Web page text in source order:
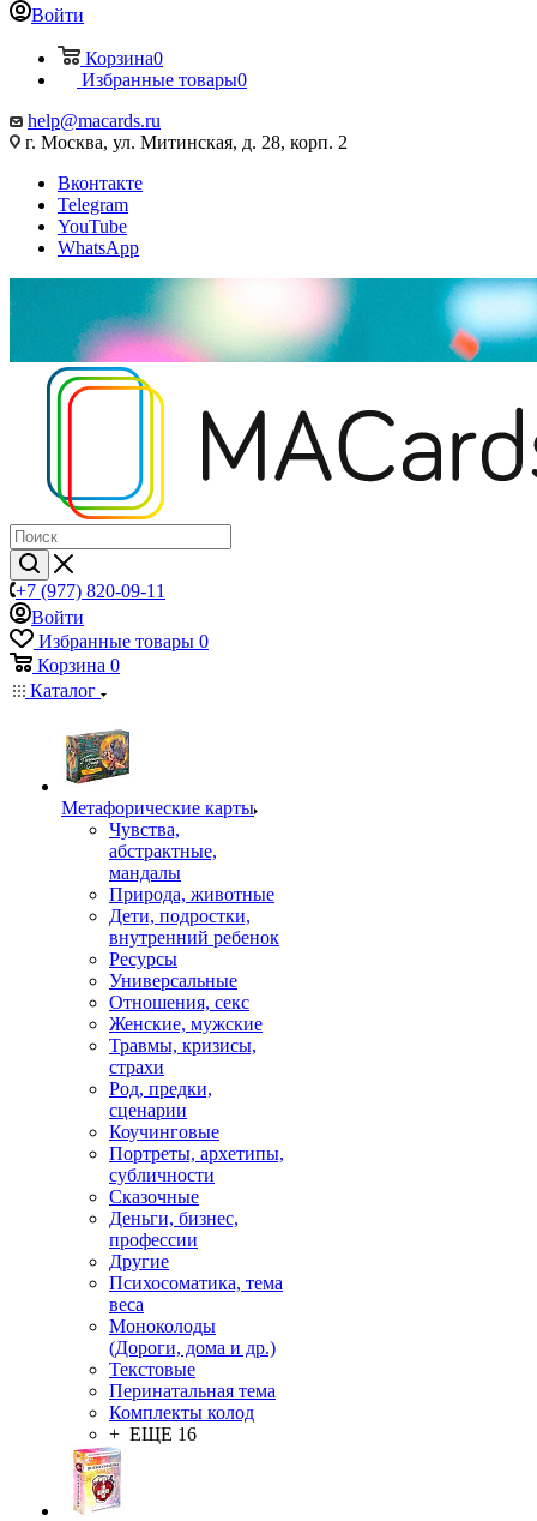
Войти
Корзина0
Избранные товары0
help@macards.ru
г. Москва, ул. Митинская, д. 28, корп. 2
Вконтакте
Telegram
YouTube
WhatsApp
+7 (977) 820-09-11
Войти
Избранные товары 0
Корзина 0
Каталог
Mетафорические карты
Чувства,
абстрактные,
мандалы
Природа, животные
Дети, подростки,
внутренний ребенок
Ресурсы
Универсальные
Отношения, секс
Женские, мужские
Травмы, кризисы,
страхи
Род, предки,
сценарии
Коучинговые
Портреты, архетипы,
субличности
Сказочные
Деньги, бизнес,
профессии
Другие
Психосоматика, тема
веса
Моноколоды
(Дороги, дома и др.)
Текстовые
Перинатальная тема
Комплекты колод
+ ЕЩЕ 16